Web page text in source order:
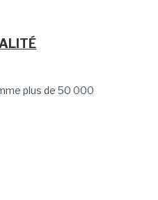
plus de 50 000